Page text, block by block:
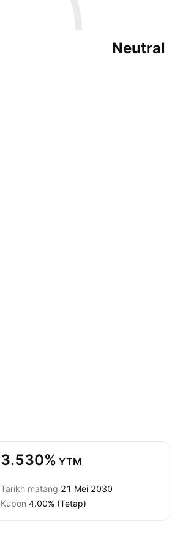
Neutral
3.530% YTM
Tarikh matang 21 Mei 2030
Kupon 4.00% (Tetap)